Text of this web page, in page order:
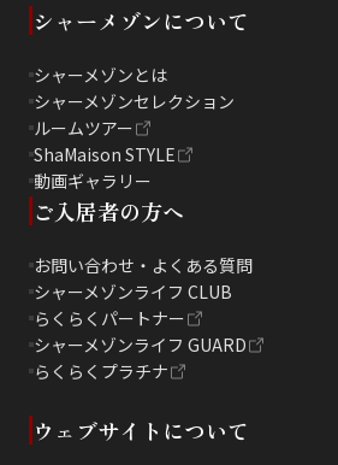
シャーメゾンについて
シャーメゾンとは
シャーメゾンセレクション
ルームツアー
ShaMaison STYLE
動画ギャラリー
ご入居者の方へ
お問い合わせ・よくある質問
シャーメゾンライフ CLUB
らくらくパートナー
シャーメゾンライフ GUARD
らくらくプラチナ
ウェブサイトについて